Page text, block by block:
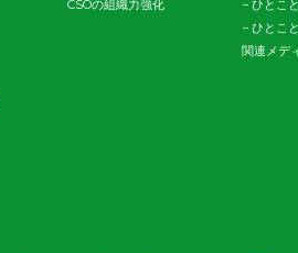
CSOの組織力強化
− ひとこ
− ひとこ
関連メデ